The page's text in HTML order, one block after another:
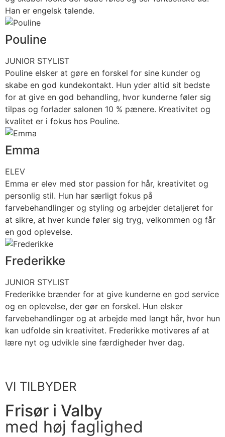
Han er engelsk talende.
Pouline
JUNIOR STYLIST
Pouline elsker at gøre en forskel for sine kunder og
skabe en god kundekontakt. Hun yder altid sit bedste
for at give en god behandling, hvor kunderne føler sig
tilpas og forlader salonen 10 % pænere. Kreativitet og
kvalitet er i fokus hos Pouline.
Emma
ELEV
Emma er elev med stor passion for hår, kreativitet og
personlig stil. Hun har særligt fokus på
farvebehandlinger og styling og arbejder detaljeret for
at sikre, at hver kunde føler sig tryg, velkommen og får
en god oplevelse.
Frederikke
JUNIOR STYLIST
Frederikke brænder for at give kunderne en god service
og en oplevelse, der gør en forskel. Hun elsker
farvebehandlinger og at arbejde med langt hår, hvor hun
kan udfolde sin kreativitet. Frederikke motiveres af at
lære nyt og udvikle sine færdigheder hver dag.
VI TILBYDER
Frisør i Valby
med høj faglighed